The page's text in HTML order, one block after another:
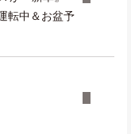
転中＆お盆予